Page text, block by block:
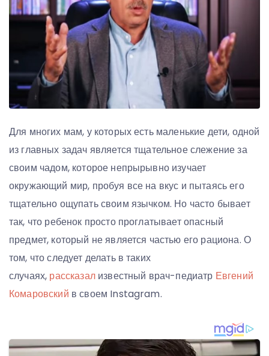
Для многих мам, у которых есть маленькие дети, одной
из главных задач является тщательное слежение за
своим чадом, которое непрырывно изучает
окружающий мир, пробуя все на вкус и пытаясь его
тщательно ощупать своим язычком. Но часто бывает
так, что ребенок просто проглатывает опасный
предмет, который не является частью его рациона. О
том, что следует делать в таких
случаях, рассказализвестный врач-педиатр Евгений
Комаровский в своем Instagram.